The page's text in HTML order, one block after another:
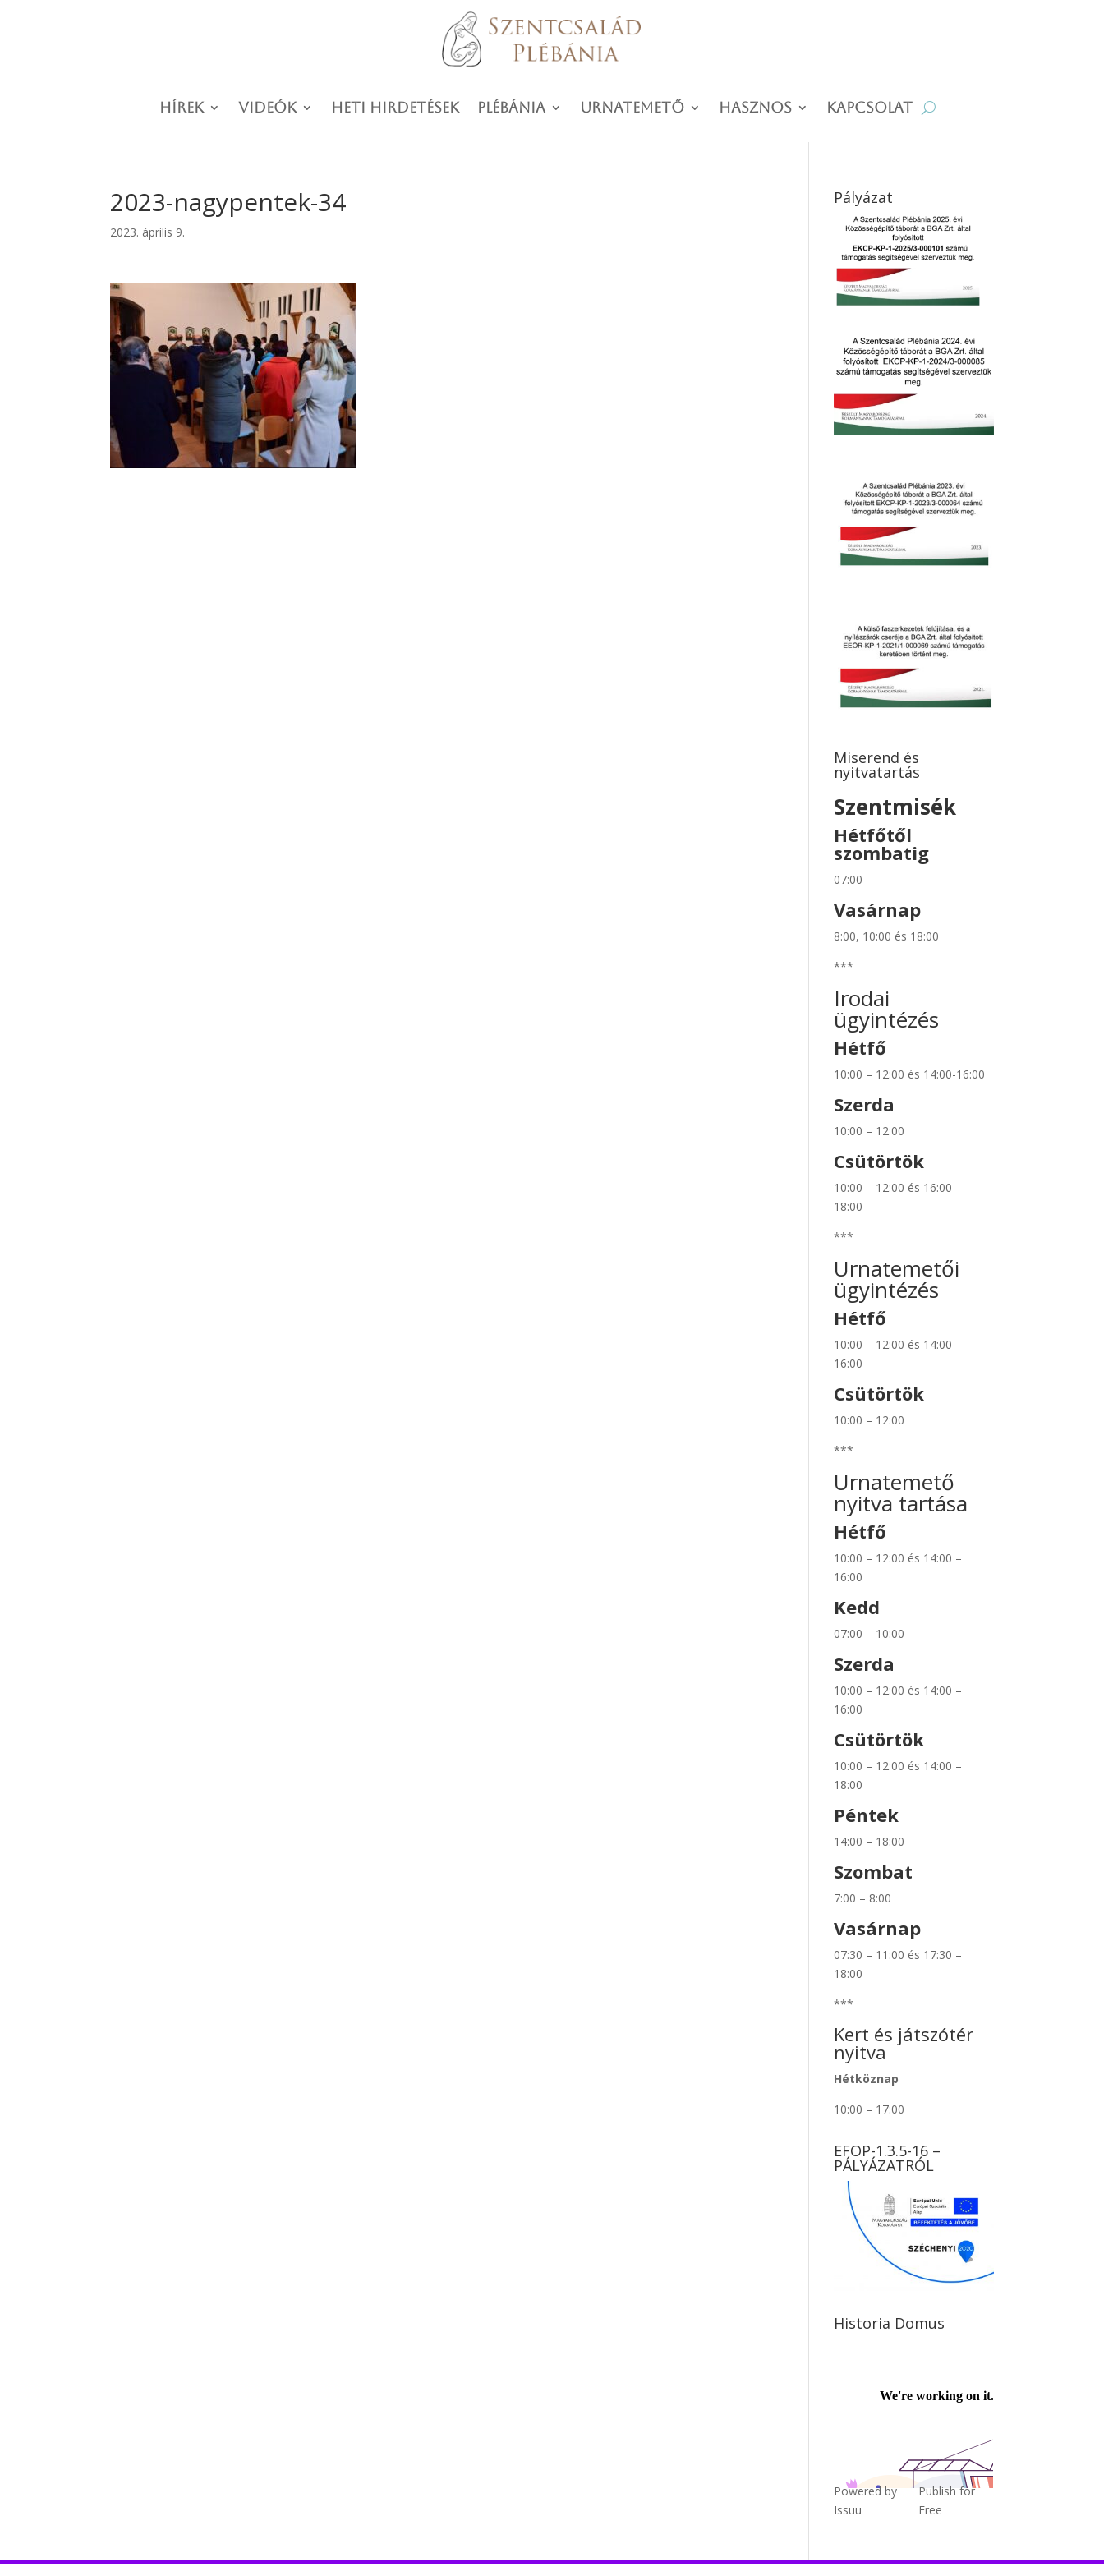
Hírek Videók Heti hirdetések Plébánia Urnatemető Hasznos Kapcsolat
2023-nagypentek-34
2023. április 9.
Pályázat
Miserend és
nyitvatartás
Szentmisék
Hétfőtől
szombatig
07:00
Vasárnap
8:00, 10:00 és 18:00
***
Irodai
ügyintézés
Hétfő
10:00 – 12:00 és 14:00-16:00
Szerda
10:00 – 12:00
Csütörtök
10:00 – 12:00 és 16:00 –
18:00
***
Urnatemetői
ügyintézés
Hétfő
10:00 – 12:00 és 14:00 –
16:00
Csütörtök
10:00 – 12:00
***
Urnatemető
nyitva tartása
Hétfő
10:00 – 12:00 és 14:00 –
16:00
Kedd
07:00 – 10:00
Szerda
10:00 – 12:00 és 14:00 –
16:00
Csütörtök
10:00 – 12:00 és 14:00 –
18:00
Péntek
14:00 – 18:00
Szombat
7:00 – 8:00
Vasárnap
07:30 – 11:00 és 17:30 –
18:00
***
Kert és játszótér
nyitva
Hétköznap
10:00 – 17:00
EFOP-1.3.5-16 –
PÁLYÁZATRÓL
Historia Domus
Powered by
Issuu
Publish for
Free